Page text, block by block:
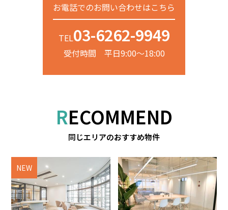
お電話でのお問い合わせはこちら
TEL03-6262-9949
受付時間 平日9:00～18:00
RECOMMEND
同じエリアのおすすめ物件
NEW